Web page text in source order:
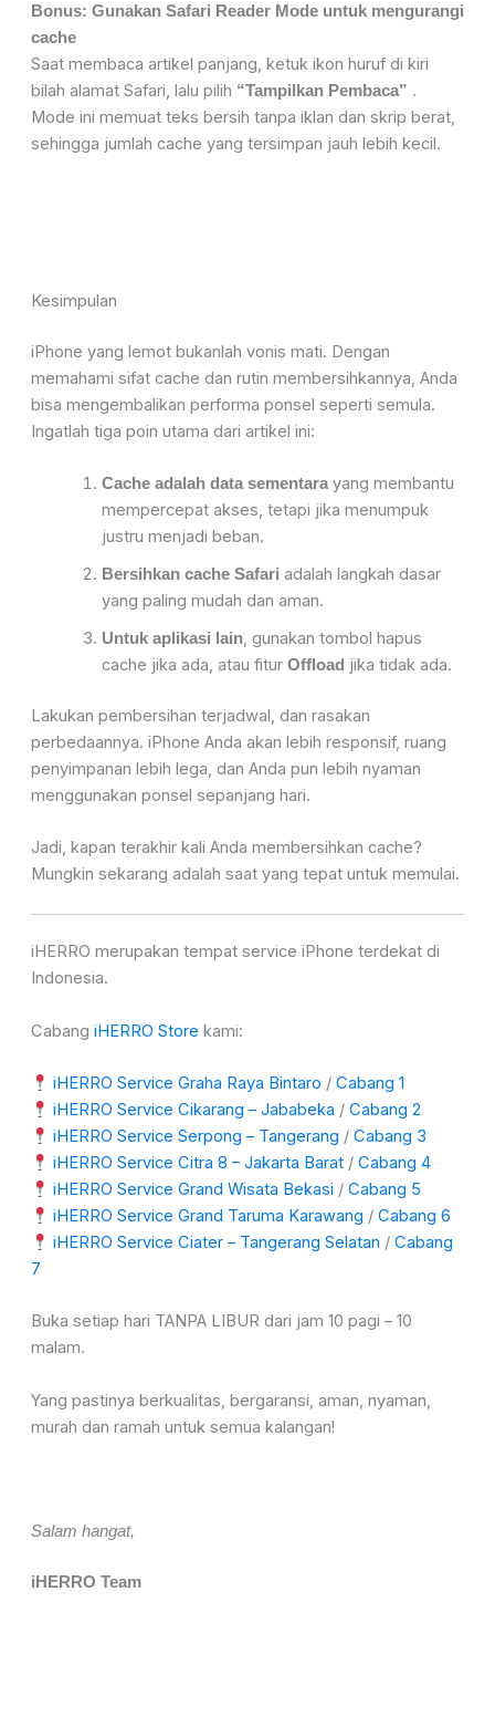
Bonus: Gunakan Safari Reader Mode untuk mengurangi
cache
Saat membaca artikel panjang, ketuk ikon huruf di kiri
bilah alamat Safari, lalu pilih “Tampilkan Pembaca” .
Mode ini memuat teks bersih tanpa iklan dan skrip berat,
sehingga jumlah cache yang tersimpan jauh lebih kecil.
Kesimpulan
iPhone yang lemot bukanlah vonis mati. Dengan
memahami sifat cache dan rutin membersihkannya, Anda
bisa mengembalikan performa ponsel seperti semula.
Ingatlah tiga poin utama dari artikel ini:
Cache adalah data sementarayang membantu
mempercepat akses, tetapi jika menumpuk
justru menjadi beban.
Bersihkan cache Safari adalah langkah dasar
yang paling mudah dan aman.
Untuk aplikasi lain, gunakan tombol hapus
cache jika ada, atau fitur Offload jika tidak ada.
Lakukan pembersihan terjadwal, dan rasakan
perbedaannya. iPhone Anda akan lebih responsif, ruang
penyimpanan lebih lega, dan Anda pun lebih nyaman
menggunakan ponsel sepanjang hari.
Jadi, kapan terakhir kali Anda membersihkan cache?
Mungkin sekarang adalah saat yang tepat untuk memulai.
iHERRO merupakan tempat service iPhone terdekat di
Indonesia.
Cabang iHERRO Store kami:
iHERRO Service Graha Raya Bintaro /Cabang 1
iHERRO Service Cikarang – Jababeka /Cabang 2
iHERRO Service Serpong – Tangerang /Cabang 3
iHERRO Service Citra 8 – Jakarta Barat /Cabang 4
iHERRO Service Grand Wisata Bekasi /Cabang 5
iHERRO Service Grand Taruma Karawang /Cabang 6
iHERRO Service Ciater – Tangerang Selatan /Cabang
7
Buka setiap hari TANPA LIBUR dari jam 10 pagi – 10
malam.
Yang pastinya berkualitas, bergaransi, aman, nyaman,
murah dan ramah untuk semua kalangan!
Salam hangat,
iHERRO Team